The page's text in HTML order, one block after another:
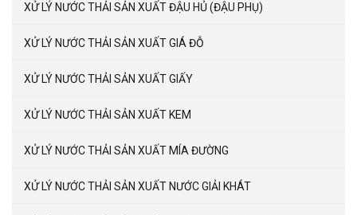
XỬ LÝ NƯỚC THẢI SẢN XUẤT ĐẬU HỦ (ĐẬU PHỤ)
XỬ LÝ NƯỚC THẢI SẢN XUẤT GIÁ ĐỖ
XỬ LÝ NƯỚC THẢI SẢN XUẤT GIẤY
XỬ LÝ NƯỚC THẢI SẢN XUẤT KEM
XỬ LÝ NƯỚC THẢI SẢN XUẤT MÍA ĐƯỜNG
XỬ LÝ NƯỚC THẢI SẢN XUẤT NƯỚC GIẢI KHÁT